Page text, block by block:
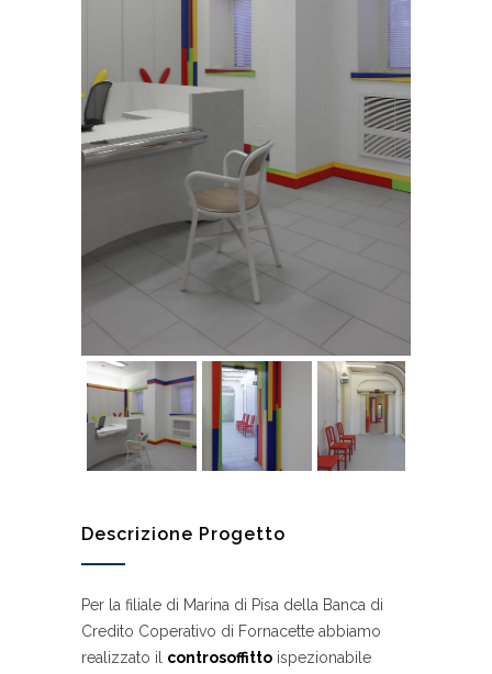
Descrizione Progetto
Per la filiale di Marina di Pisa della Banca di
Credito Coperativo di Fornacette abbiamo
realizzato il controsoffitto ispezionabile